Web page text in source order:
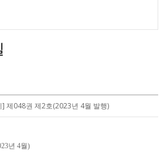
] 제048권 제2호(2023년 4월 발행)
년 4월)